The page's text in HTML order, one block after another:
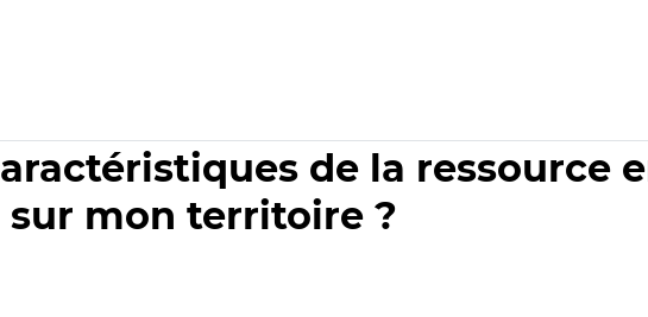
de la ressource
sur mon territoire ?